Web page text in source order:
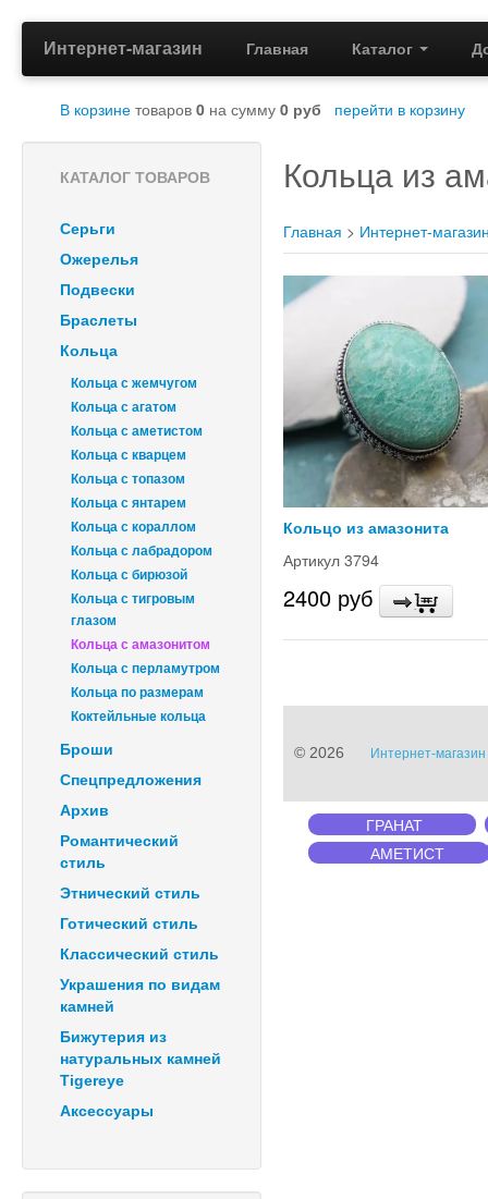
Интернет-магазин Главная Каталог
В корзине товаров 0 на сумму 0 руб перейти в корзину
КАТАЛОГ ТОВАРОВ
Серьги
Ожерелья
Подвески
Браслеты
Кольца
Кольца с жемчугом
Кольца с агатом
Кольца с аметистом
Кольца с кварцем
Кольца с топазом
Кольца с янтарем
Кольца с кораллом
Кольца с лабрадором
Кольца с бирюзой
Кольца с тигровым
глазом
Кольца с амазонитом
Кольца с перламутром
Кольца по размерам
Коктейльные кольца
Броши
Спецпредложения
Архив
Романтический
стиль
Этнический стиль
Готический стиль
Классический стиль
Украшения по видам
камней
Бижутерия из
натуральных камней
Tigereye
Аксессуары
Кольца из
Главная > Интернет-
Кольцо из амазонита
Артикул 3794
2400 руб
© 2026 Интернет-
ГРАНАТ
АМЕТИСТ